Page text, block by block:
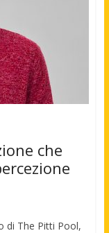
che
di The Pitti Pool,